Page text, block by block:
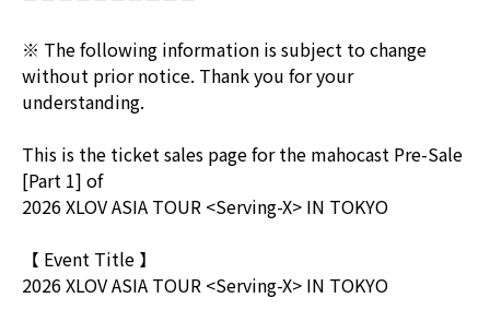
※ The following information is subject to change
without prior notice. Thank you for your
understanding.
This is the ticket sales page for the mahocast Pre-Sale
[Part 1] of
2026 XLOV ASIA TOUR <Serving-X> IN TOKYO
【 Event Title 】
2026 XLOV ASIA TOUR <Serving-X> IN TOKYO